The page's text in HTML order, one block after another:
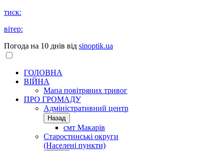
тиск:
вітер:
Погода на 10 днів від sinoptik.ua
ГОЛОВНА
ВІЙНА
Мапа повітряних тривог
ПРО ГРОМАДУ
Aдміністративний центр
Назад
смт Макарів
Старостинські округи
(Населені пункти)